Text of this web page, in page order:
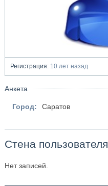
Регистрация:10 лет назад
Анкета
Город: Саратов
Стена пользователя
Нет записей.